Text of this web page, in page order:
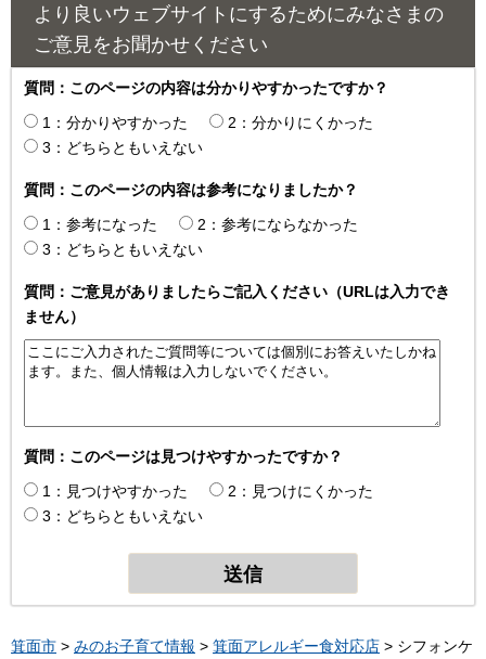
より良いウェブサイトにするためにみなさまの
ご意見をお聞かせください
質問：このページの内容は分かりやすかったですか？
1：分かりやすかった
2：分かりにくかった
3：どちらともいえない
質問：このページの内容は参考になりましたか？
1：参考になった
2：参考にならなかった
3：どちらともいえない
質問：ご意見がありましたらご記入ください（URLは入力でき
ません）
質問：このページは見つけやすかったですか？
1：見つけやすかった
2：見つけにくかった
3：どちらともいえない
箕面市 > みのお子育て情報 > 箕面アレルギー食対応店 > シフォンケ